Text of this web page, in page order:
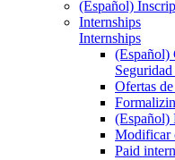
(Español)
Internships
Internships
(Español)
Ofertas
(Español)
Modificar
Paid